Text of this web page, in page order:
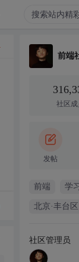
前端
社区成
发帖
前端 学习
北京·丰台区
社区管理员